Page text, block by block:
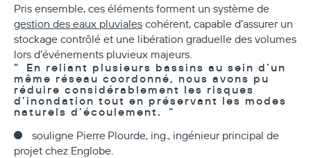
Pris ensemble, ces éléments forment un système de
gestion des eaux pluviales cohérent, capable d’assurer un
stockage contrôlé et une libération graduelle des volumes
lors d’événements pluvieux majeurs.
En reliant plusieurs bassins au sein d’un
même réseau coordonné, nous avons pu
réduire considérablement les risques
d’inondation tout en préservant les modes
naturels d’écoulement.
souligne Pierre Plourde, ing., ingénieur principal de
projet chez Englobe.